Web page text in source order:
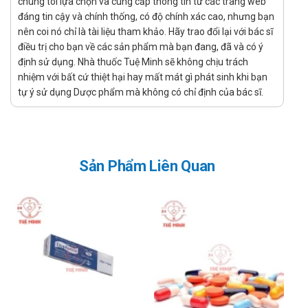
Lưu ý khi sử dụng
Đọc kĩ hướng dẫn sử dụng trước khi dùng.
Tương tác với thuốc khác
Thuốc giảm ho: Khi sử dụng Terpin hydrat cùng với các
thuốc giảm ho (như codeine, dextromethorphan), có thể
giảm hiệu quả của việc làm sạch đờm trong đường hô
Thuốc ức chế thần kinh trung ương: Khi sử dụng Terpin
hydrat cùng với các thuốc an thần, thuốc ngủ hoặc các
thuốc ức chế hệ thần kinh trung ương (như
benzodiazepines, barbiturates), có thể làm tăng nguy cơ
gây buồn ngủ, chóng mặt, hoặc giảm khả năng tập trung.
Thuốc kháng histamine: Nếu sử dụng Terpin hydrat với các
thuốc kháng histamine (như diphenhydramine), có thể gia
đáng tin cậy và chính thống, có độ chính xác cao, nhưng bạn
nên coi nó chỉ là tài liệu tham khảo. Hãy trao đổi lại với bác sĩ
điều trị cho bạn về các sản phẩm mà bạn đang, đã và có ý
định sử dụng. Nhà thuốc Tuệ Minh sẽ không chịu trách
nhiệm với bất cứ thiệt hại hay mất mát gì phát sinh khi bạn
tự ý sử dụng Dược phẩm mà không có chỉ định của bác sĩ.
Sản Phẩm Liên Quan